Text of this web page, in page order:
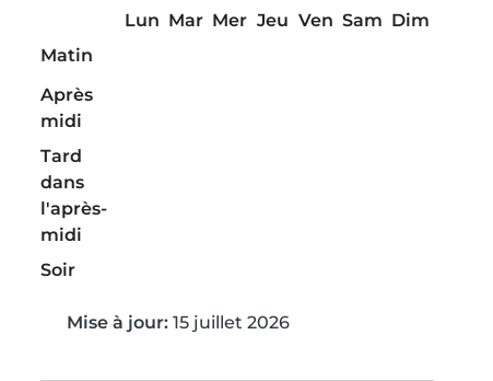
Lun Mar Mer Jeu Ven Sam Dim
Matin
Après
midi
Tard
dans
l'après-
midi
Soir
Mise à jour: 15 juillet 2026